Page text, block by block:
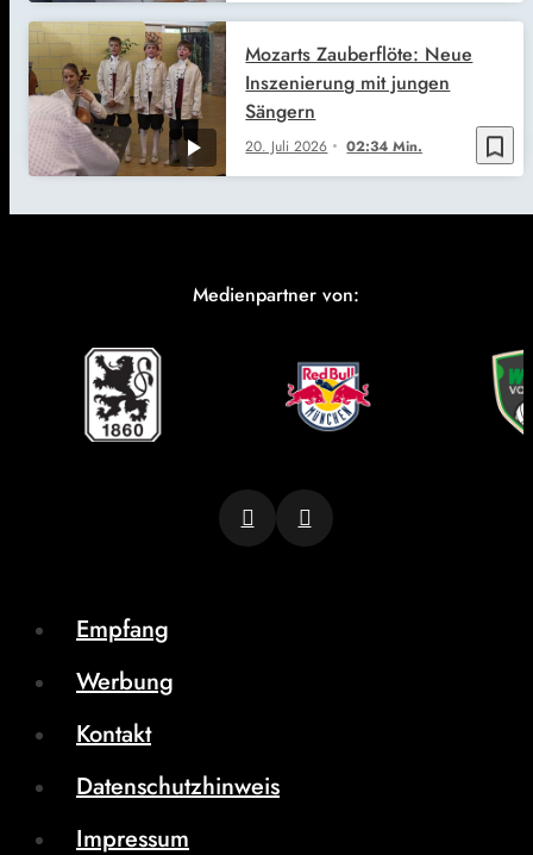
bookmark_border
20. Juli 2026 02:34 Min.
Mozarts Zauberflöte: Neue
Inszenierung mit jungen
Sängern
Medienpartner von:
Empfang
Werbung
Kontakt
Datenschutzhinweis
Impressum